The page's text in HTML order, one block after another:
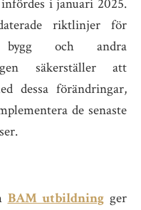
i januari 2025.
riktlinjer för
bygg och andra
säkerställer att
dessa förändringar,
de senaste
BAM utbildning ger